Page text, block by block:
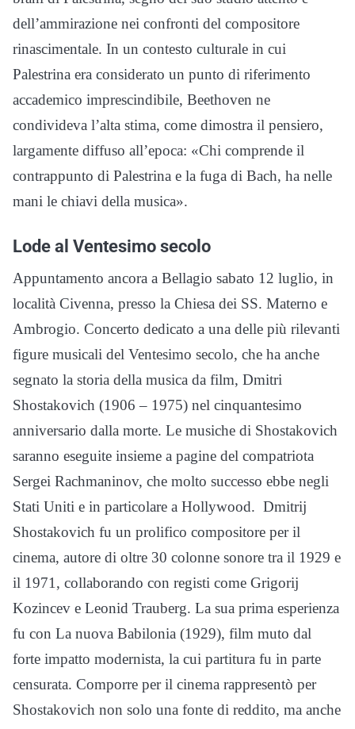
dell’ammirazione nei confronti del compositore
rinascimentale. In un contesto culturale in cui
Palestrina era considerato un punto di riferimento
accademico imprescindibile, Beethoven ne
condivideva l’alta stima, come dimostra il pensiero,
largamente diffuso all’epoca: «Chi comprende il
contrappunto di Palestrina e la fuga di Bach, ha nelle
mani le chiavi della musica».
Lode al Ventesimo secolo
Appuntamento ancora a Bellagio sabato 12 luglio, in
località Civenna, presso la Chiesa dei SS. Materno e
Ambrogio. Concerto dedicato a una delle più rilevanti
figure musicali del Ventesimo secolo, che ha anche
segnato la storia della musica da film, Dmitri
Shostakovich (1906 – 1975) nel cinquantesimo
anniversario dalla morte. Le musiche di Shostakovich
saranno eseguite insieme a pagine del compatriota
Sergei Rachmaninov, che molto successo ebbe negli
Stati Uniti e in particolare a Hollywood. Dmitrij
Shostakovich fu un prolifico compositore per il
cinema, autore di oltre 30 colonne sonore tra il 1929 e
il 1971, collaborando con registi come Grigorij
Kozincev e Leonid Trauberg. La sua prima esperienza
fu con La nuova Babilonia (1929), film muto dal
forte impatto modernista, la cui partitura fu in parte
censurata. Comporre per il cinema rappresentò per
Shostakovich non solo una fonte di reddito, ma anche